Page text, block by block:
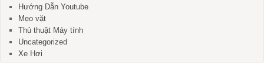
Hướng Dẫn Youtube
Mẹo vặt
Thủ thuật Máy tính
Uncategorized
Xe Hơi